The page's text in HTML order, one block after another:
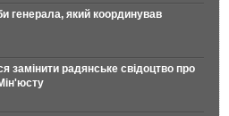
генерала, який координував
замінити радянське свідоцтво про